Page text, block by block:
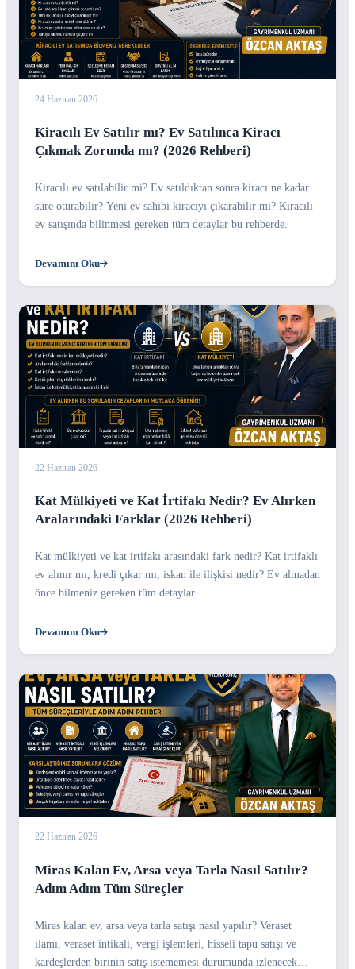
24 Haziran 2026
Kiracılı Ev Satılır mı? Ev Satılınca Kiracı
Çıkmak Zorunda mı? (2026 Rehberi)
Kiracılı ev satılabilir mi? Ev satıldıktan sonra kiracı ne kadar
süre oturabilir? Yeni ev sahibi kiracıyı çıkarabilir mi? Kiracılı
ev satışında bilinmesi gereken tüm detaylar bu rehberde.
Devamını Oku
22 Haziran 2026
Kat Mülkiyeti ve Kat İrtifakı Nedir? Ev Alırken
Aralarındaki Farklar (2026 Rehberi)
Kat mülkiyeti ve kat irtifakı arasındaki fark nedir? Kat irtifaklı
ev alınır mı, kredi çıkar mı, iskan ile ilişkisi nedir? Ev almadan
önce bilmeniz gereken tüm detaylar.
Devamını Oku
22 Haziran 2026
Miras Kalan Ev, Arsa veya Tarla Nasıl Satılır?
Adım Adım Tüm Süreçler
Miras kalan ev, arsa veya tarla satışı nasıl yapılır? Veraset
ilamı, veraset intikali, vergi işlemleri, hisseli tapu satışı ve
kardeşlerden birinin satış istememesi durumunda izlenecek